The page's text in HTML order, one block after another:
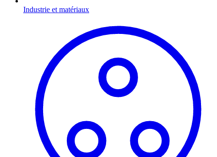
Industrie et matériaux